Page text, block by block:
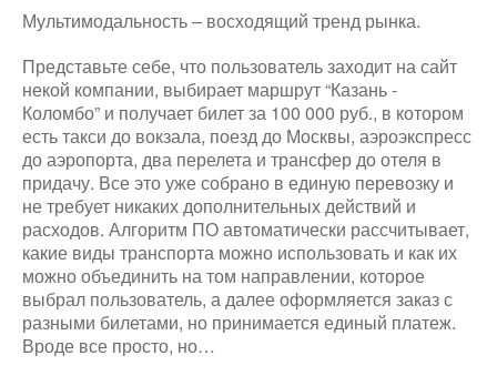
Мультимодальность – восходящий тренд рынка.
Представьте себе, что пользователь заходит на сайт
некой компании, выбирает маршрут “Казань -
Коломбо” и получает билет за 100 000 руб., в котором
есть такси до вокзала, поезд до Москвы, аэроэкспресс
до аэропорта, два перелета и трансфер до отеля в
придачу. Все это уже собрано в единую перевозку и
не требует никаких дополнительных действий и
расходов. Алгоритм ПО автоматически рассчитывает,
какие виды транспорта можно использовать и как их
можно объединить на том направлении, которое
выбрал пользователь, а далее оформляется заказ с
разными билетами, но принимается единый платеж.
Вроде все просто, но…